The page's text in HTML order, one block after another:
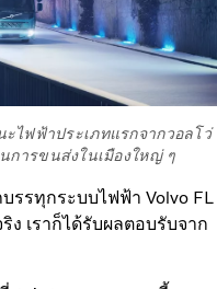
ไฟฟ้าประเภทแรกจากวอลโว่
การขนส่งในเมืองใหญ่ ๆ
รรทุกระบบไฟฟ้า Volvo FL
เราก็ได้รับผลตอบรับจาก